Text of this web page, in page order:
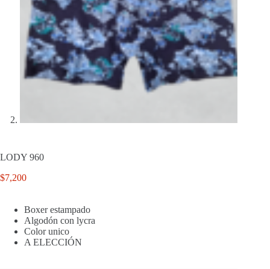
LODY 960
$7,200
Boxer estampado
Algodón con lycra
Color unico
A ELECCIÓN